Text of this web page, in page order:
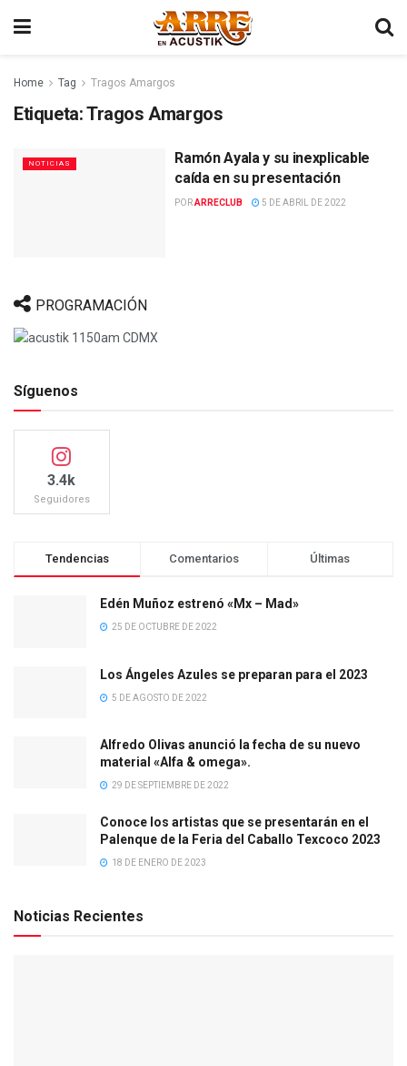
Home Tag Tragos Amargos
Etiqueta:Tragos Amargos
NOTICIAS
Ramón Ayala y su inexplicable
caída en su presentación
PORARRECLUB 5 DE ABRIL DE 2022
PROGRAMACIÓN
Síguenos
3.4k
Seguidores
Tendencias Comentarios Últimas
Edén Muñoz estrenó «Mx – Mad»
25 DE OCTUBRE DE 2022
Los Ángeles Azules se preparan para el 2023
5 DE AGOSTO DE 2022
Alfredo Olivas anunció la fecha de su nuevo
material «Alfa & omega».
29 DE SEPTIEMBRE DE 2022
Conoce los artistas que se presentarán en el
Palenque de la Feria del Caballo Texcoco 2023
18 DE ENERO DE 2023
Noticias Recientes